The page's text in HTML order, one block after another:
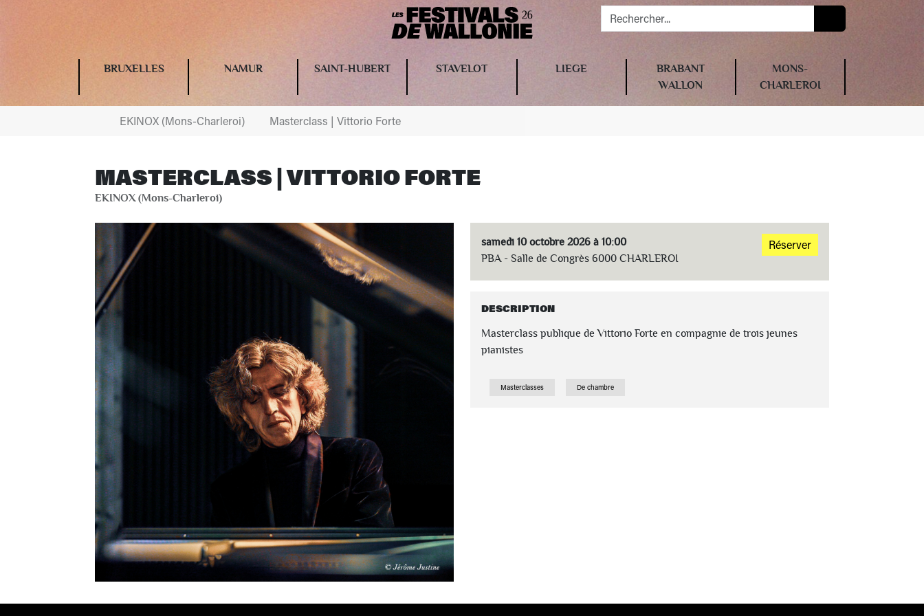
BRUXELLES NAMUR SAINT-HUBERT STAVELOT LIEGE
BRABANT
WALLON
MONS-
CHARLEROI
EKINOX (Mons-Charleroi) Masterclass | Vittorio Forte
MASTERCLASS | VITTORIO FORTE
EKINOX (Mons-Charleroi)
samedi 10 octobre 2026 à 10:00
PBA - Salle de Congrès 6000 CHARLEROI
Réserver
DESCRIPTION
Masterclass publique de Vittorio Forte en compagnie de trois jeunes
pianistes
Masterclasses De chambre